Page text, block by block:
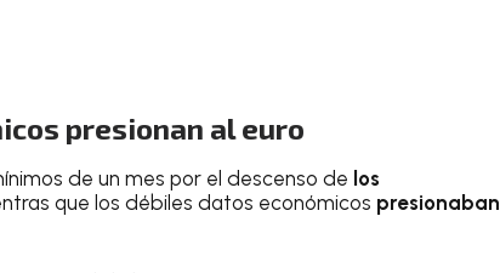
presionan al euro
de un mes por el descenso de los
que los débiles datos económicos presionaban